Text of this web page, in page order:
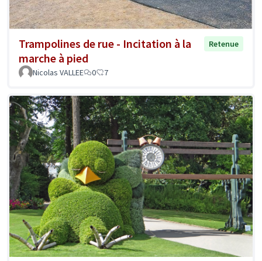
Trampolines de rue - Incitation à la
marche à pied
Retenue
Nicolas VALLEE 0 7